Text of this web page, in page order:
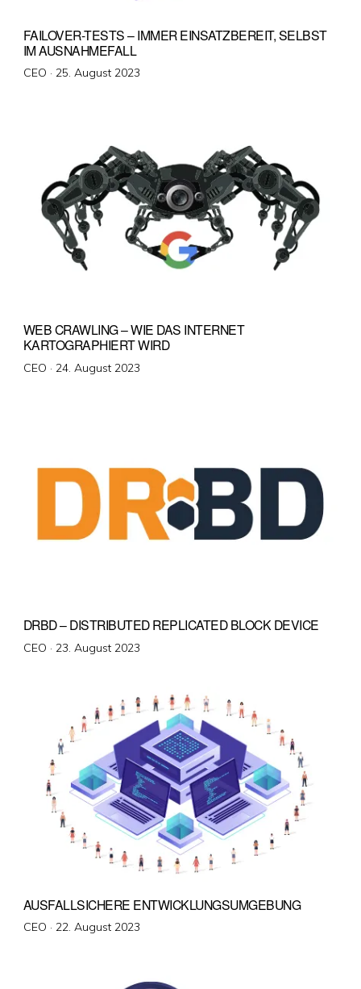
FAILOVER-TESTS – IMMER EINSATZBEREIT, SELBST
IM AUSNAHMEFALL
CEO · Veröffentlicht
25. August 2023
WEB CRAWLING – WIE DAS INTERNET
KARTOGRAPHIERT WIRD
CEO · Veröffentlicht
24. August 2023
DRBD – DISTRIBUTED REPLICATED BLOCK DEVICE
CEO · Veröffentlicht
23. August 2023
AUSFALLSICHERE ENTWICKLUNGSUMGEBUNG
CEO · Veröffentlicht
22. August 2023